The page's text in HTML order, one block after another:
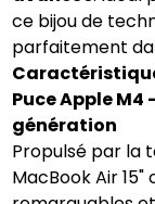
ce bijou de
parfaitement
Puce Apple
génération
Propulsé par la
MacBook Air